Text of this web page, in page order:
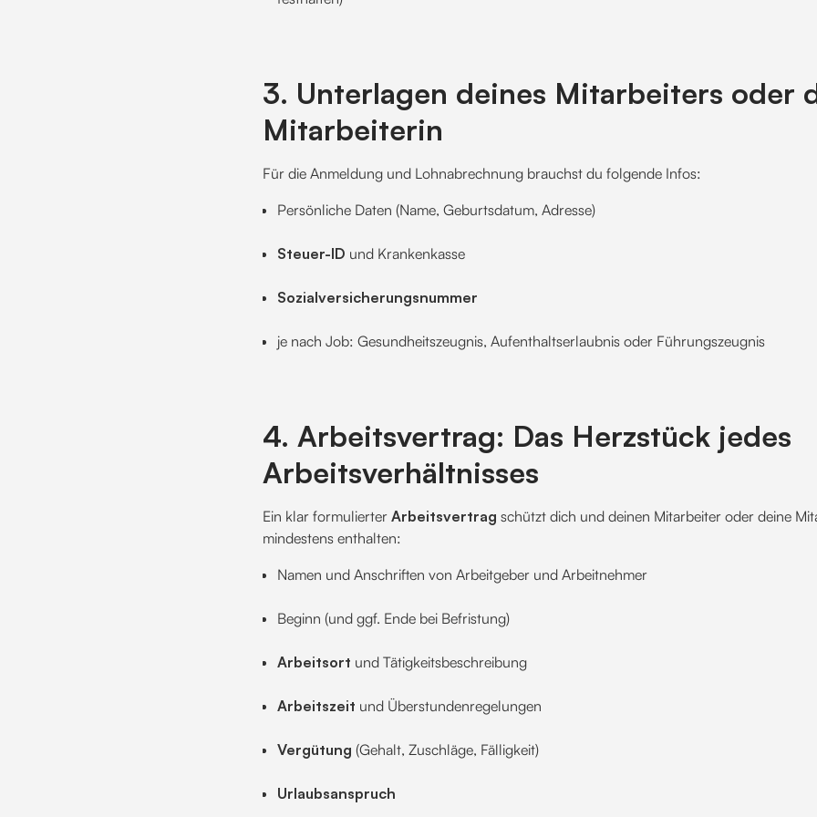
3. Unterlagen deines Mitarbeiters oder
Mitarbeiterin
Für die Anmeldung und Lohnabrechnung brauchst du folgende Infos:
Persönliche Daten (Name, Geburtsdatum, Adresse)
Steuer-ID und Krankenkasse
Sozialversicherungsnummer
je nach Job: Gesundheitszeugnis, Aufenthaltserlaubnis oder Führungszeugnis
4. Arbeitsvertrag: Das Herzstück jedes
Arbeitsverhältnisses
Ein klar formulierter Arbeitsvertrag schützt dich und deinen Mitarbeiter oder deine
mindestens enthalten:
Namen und Anschriften von Arbeitgeber und Arbeitnehmer
Beginn (und ggf. Ende bei Befristung)
Arbeitsort und Tätigkeitsbeschreibung
Arbeitszeit und Überstundenregelungen
Vergütung (Gehalt, Zuschläge, Fälligkeit)
Urlaubsanspruch